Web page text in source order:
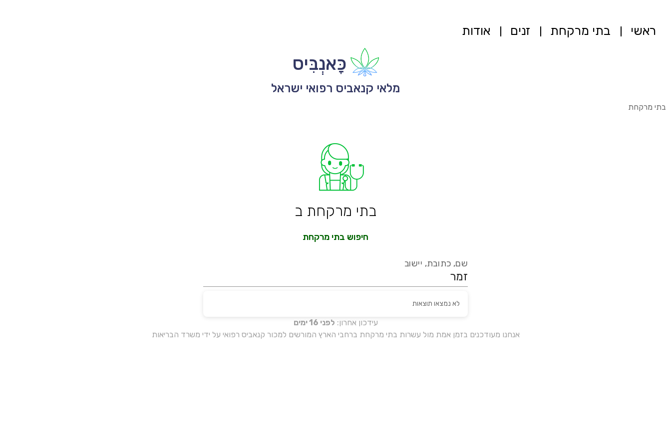
ראשי בתי מרקחת זנים אודות
כָּאנְבִּיס
מלאי קנאביס רפואי ישראל
בתי מרקחת
בתי מרקחת ב
חיפוש בתי מרקחת
שם, כתובת, יישוב
עידכון אחרון: לפני 16 ימים
אנחנו מעודכנים בזמן אמת מול עשרות בתי מרקחת ברחבי הארץ המורשים למכור קנאביס רפואי על ידי משרד הבריאות
לא נמצאו תוצאות